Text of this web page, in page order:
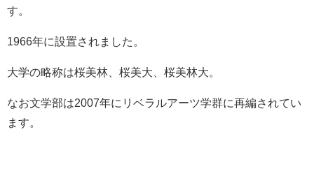
す。
1966年に設置されました。
大学の略称は桜美林、桜美大、桜美林大。
なお文学部は2007年にリベラルアーツ学群に再編されてい
ます。